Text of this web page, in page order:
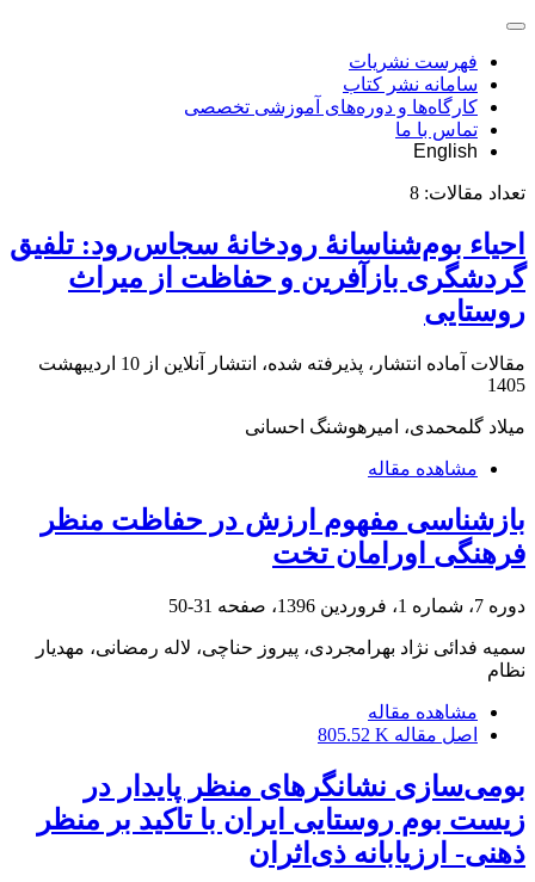
فهرست نشریات
سامانه نشر کتاب
کارگاه‌ها و دوره‌های آموزشی تخصصی
تماس با ما
English
تعداد مقالات: 8
احیاء بوم‌شناسانۀ رودخانۀ سجاس‌رود: تلفیق
گردشگری بازآفرین و حفاظت از میراث
روستایی
مقالات آماده انتشار، پذیرفته شده، انتشار آنلاین از
10 اردیبهشت
1405
میلاد گلمحمدی، امیرهوشنگ احسانی
مشاهده مقاله
بازشناسی مفهوم ارزش در حفاظت منظر
فرهنگی اورامان تخت
دوره 7، شماره 1، فروردین 1396، صفحه 31-50
سمیه فدائی نژاد بهرامجردی، پیروز حناچی، لاله رمضانی، مهدیار
نظام
مشاهده مقاله
اصل مقاله 805.52 K
بومی‌سازی نشانگرهای منظر پایدار در
زیست بوم روستایی ایران با تاکید بر منظر
ذهنی- ارزیابانه ذی‌اثران